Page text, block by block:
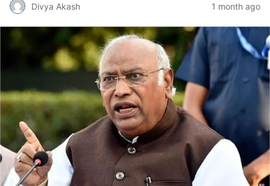
Divya Akash 1 month ago